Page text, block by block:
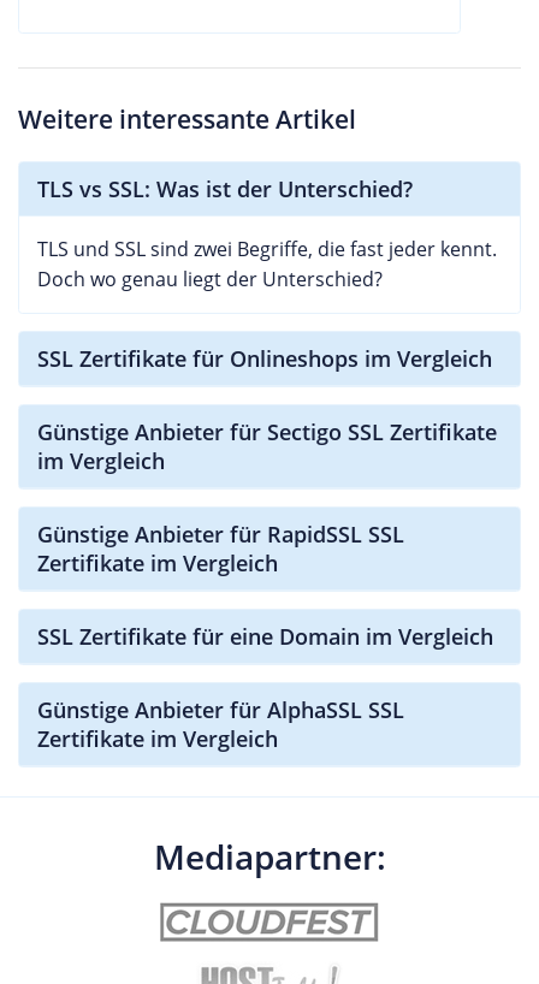
Weitere interessante Artikel
TLS vs SSL: Was ist der Unterschied?
TLS und SSL sind zwei Begriffe, die fast jeder kennt.
Doch wo genau liegt der Unterschied?
SSL Zertifikate für Onlineshops im Vergleich
Günstige Anbieter für Sectigo SSL Zertifikate
im Vergleich
Günstige Anbieter für RapidSSL SSL
Zertifikate im Vergleich
SSL Zertifikate für eine Domain im Vergleich
Günstige Anbieter für AlphaSSL SSL
Zertifikate im Vergleich
Mediapartner: